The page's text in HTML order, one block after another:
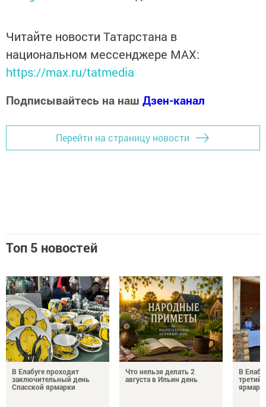
Читайте новости Татарстана в
национальном мессенджере MАХ:
https://max.ru/tatmedia
Подписывайтесь на наш Дзен-канал
Перейти на страницу новости
Топ 5 новостей
В Елабуге проходит
заключительный день
Спасской ярмарки
Что нельзя делать 2
августа в Ильин день
В
третий